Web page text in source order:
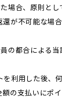
場合、原則と
が不可能な場
の都合による
利用した後、
の支払いにポ